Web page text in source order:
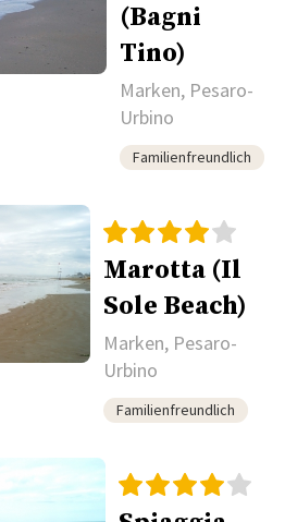
(Bagni
Tino)
Marken, Pesaro-
Urbino
Familienfreundlich
Marotta (Il
Sole Beach)
Marken, Pesaro-
Urbino
Familienfreundlich